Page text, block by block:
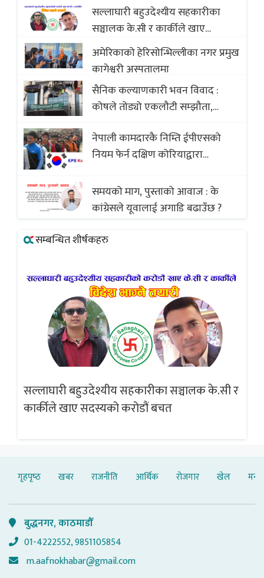
सल्लाघारी बहुउदेश्यीय सहकारीका
सञ्चालक के.सी र कार्कीले खाए
सदस्यको करोडौं बचत
अमेरिकाको हेरिसोन्भिल्लीका नगर प्रमुख
कागेश्वरी अस्पतालमा
सैनिक कल्याणकारी भवन विवाद :
कोषले तोड्यो एकलौटी सम्झौता,
(भिडियो)
नेपाली कामदारकै निम्ति ईपीएसको
नियम फेर्न दक्षिण कोरियाद्वारा
समयको माग, पुस्ताको आवाज : के
कांग्रेसले यूवालाई अगाडि बढाउँछ ?
सम्बन्धित शीर्षकहरु
सल्लाघारी बहुउदेश्यीय सहकारीका सञ्चालक के.सी र
कार्कीले खाए सदस्यको करोडौं बचत
गृहपृष्‍ठ खबर राजनीति आर्थिक रोजगार खेल
बुद्धनगर, काठमाडौँ
01-4222552, 9851105854
m.aafnokhabar@gmail.com